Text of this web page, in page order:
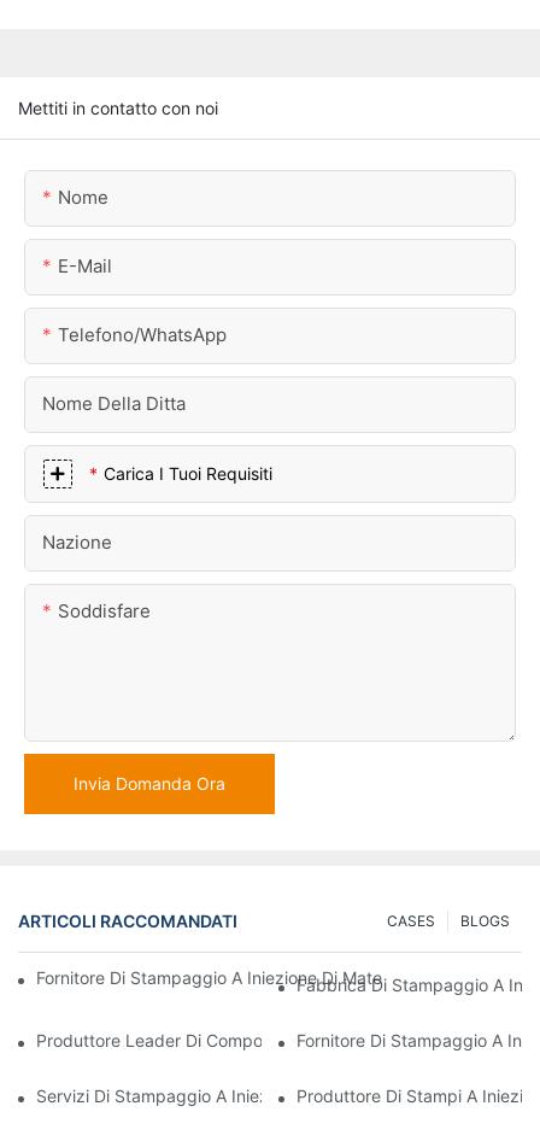
Mettiti in contatto con noi
Nome
E-Mail
Telefono/WhatsApp
Nome Della Ditta
Carica I Tuoi Requisiti
Nazione
Soddisfare
Invia Domanda Ora
ARTICOLI RACCOMANDATI BLOGS
CASES
Fornitore Di Stampaggio A Iniezione Di Materie Plastiche Con
Fabbrica Di Stampaggio A
Produttore Leader Di Componenti In Plastica Per I Settori
Fornitore Di Stampaggio A
Servizi Di Stampaggio A Iniezione Di Materie Plastiche Per
Produttore Di Stampi A